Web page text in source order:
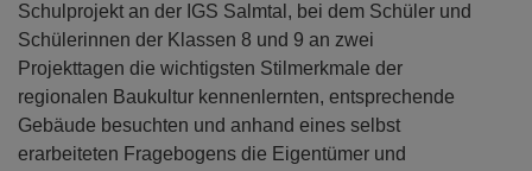
Schulprojekt an der IGS Salmtal, bei dem Schüler und
Schülerinnen der Klassen 8 und 9 an zwei
Projekttagen die wichtigsten Stilmerkmale der
regionalen Baukultur kennenlernten, entsprechende
Gebäude besuchten und anhand eines selbst
erarbeiteten Fragebogens die Eigentümer und